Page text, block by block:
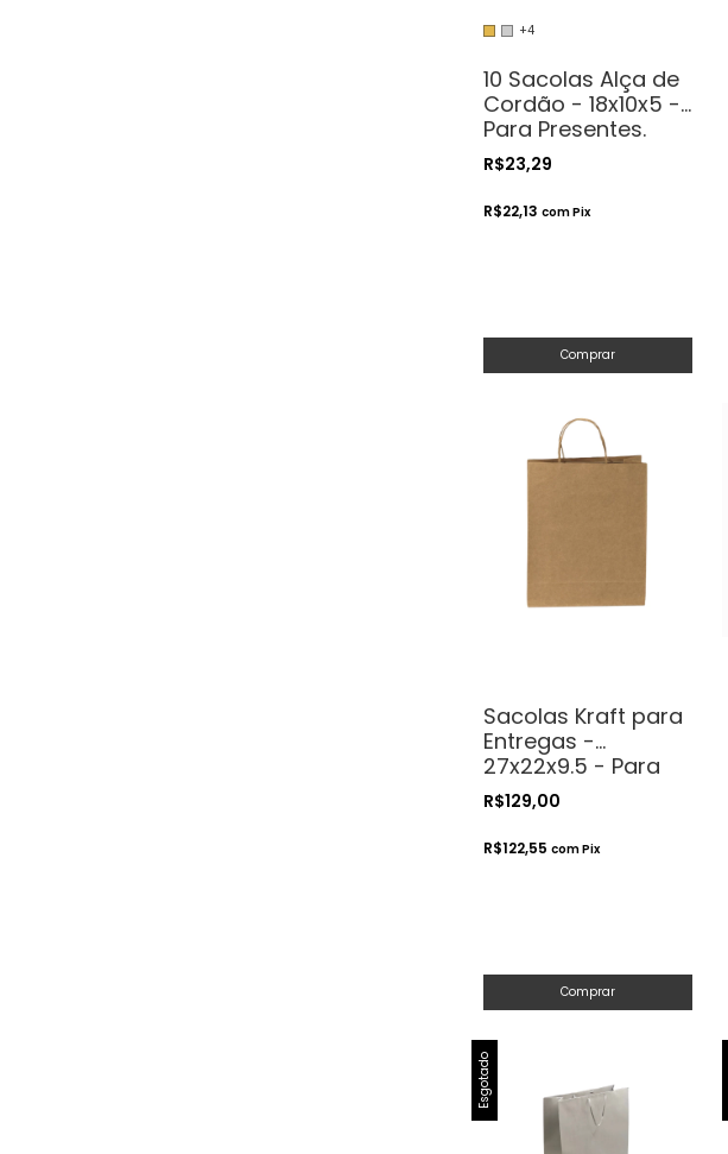
+4
10 Sacolas Alça de
Cordão - 18x10x5 -
Para Presentes.
Cosméticos ou
Artesanatos
R$23,29
R$22,13 comPix
Comprar
Sacolas Kraft para
Entregas -
27x22x9.5 - Para
Delivery
R$129,00
R$122,55 comPix
Comprar
Esgotado